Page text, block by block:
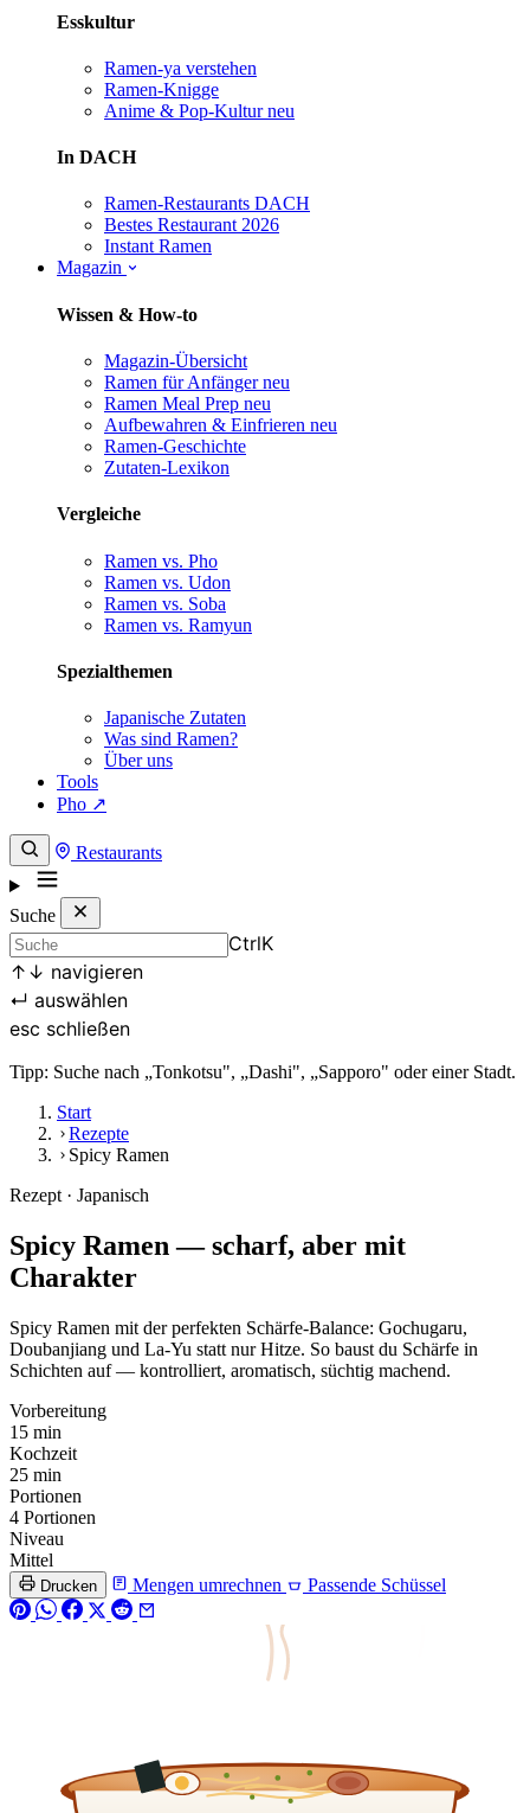
Esskultur
Ramen-ya verstehen
Ramen-Knigge
Anime & Pop-Kultur neu
In DACH
Ramen-Restaurants DACH
Bestes Restaurant 2026
Instant Ramen
Magazin
Wissen & How-to
Magazin-Übersicht
Ramen für Anfänger neu
Ramen Meal Prep neu
Aufbewahren & Einfrieren neu
Ramen-Geschichte
Zutaten-Lexikon
Vergleiche
Ramen vs. Pho
Ramen vs. Udon
Ramen vs. Soba
Ramen vs. Ramyun
Spezialthemen
Japanische Zutaten
Was sind Ramen?
Über uns
Tools
Pho ↗
Restaurants
Suche
CtrlK
↑ ↓ navigieren
↵ auswählen
esc schließen
Tipp: Suche nach „Tonkotsu", „Dashi", „Sapporo" oder einer Stadt.
Start
Rezepte
Spicy Ramen
Rezept · Japanisch
Spicy Ramen — scharf, aber mit
Charakter
Spicy Ramen mit der perfekten Schärfe-Balance: Gochugaru,
Doubanjiang und La-Yu statt nur Hitze. So baust du Schärfe in
Schichten auf — kontrolliert, aromatisch, süchtig machend.
Vorbereitung
15 min
Kochzeit
25 min
Portionen
4 Portionen
Niveau
Mittel
Drucken Mengen umrechnen Passende Schüssel